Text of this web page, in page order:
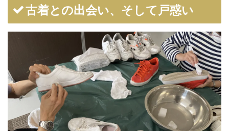
古着との出会い、そして戸惑い